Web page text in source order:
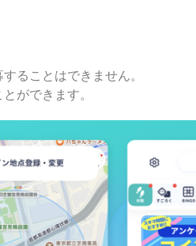
ることはできません。
ができます。